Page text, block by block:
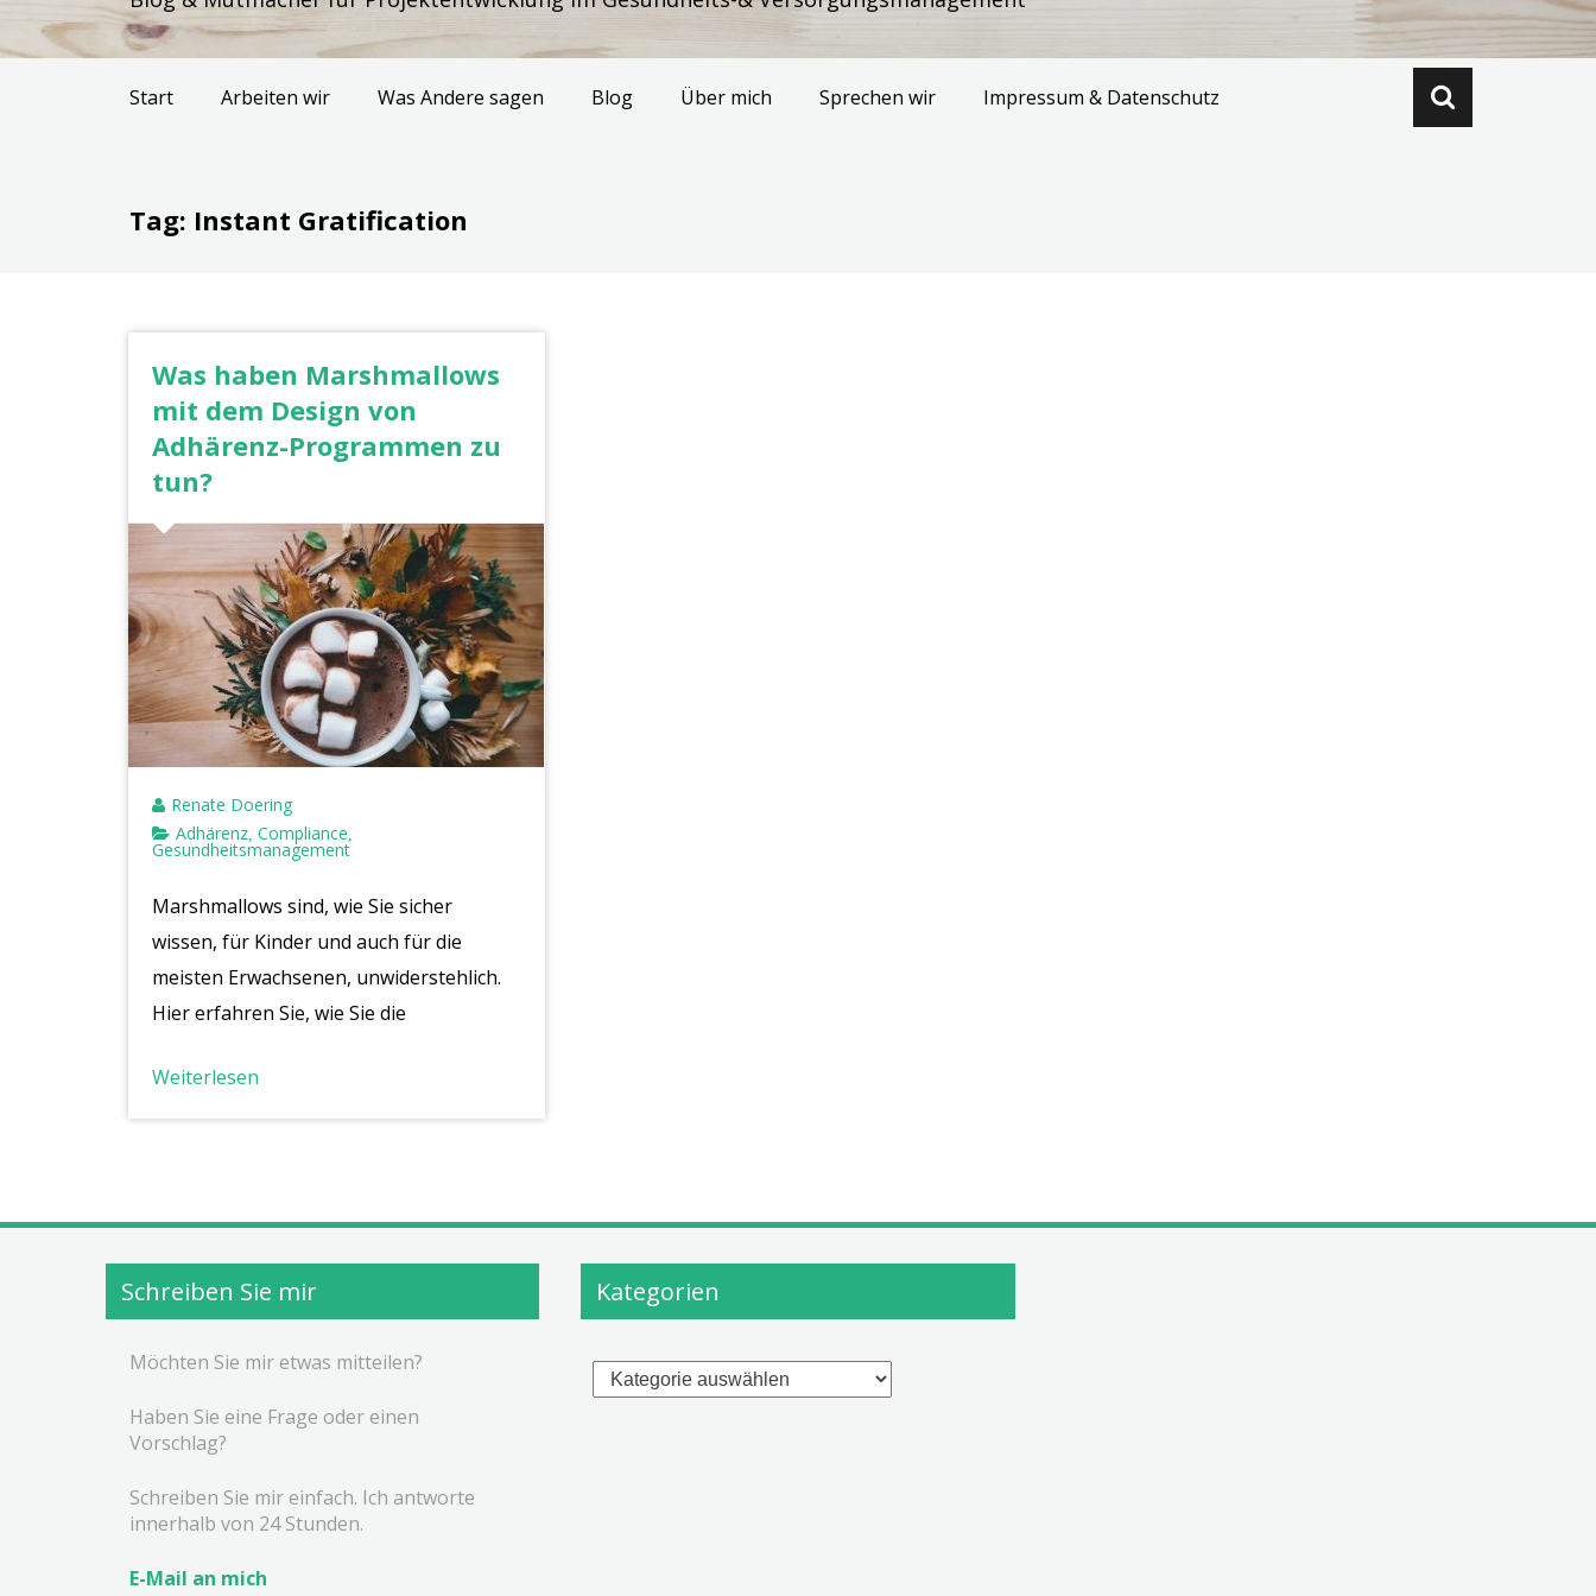
Start Arbeiten wir Was Andere sagen Blog Über mich Sprechen wir Impressum & Datenschutz
Tag: Instant Gratification
Was haben Marshmallows
mit dem Design von
Adhärenz-Programmen zu
tun?
Renate Doering
Adhärenz, Compliance
Gesundheitsmanagement
Marshmallows sind, wie Sie sicher
wissen, für Kinder und auch für die
meisten Erwachsenen, unwiderstehlich.
Hier erfahren Sie, wie Sie die
Weiterlesen
Schreiben Sie mir
Möchten Sie mir etwas mitteilen?
Haben Sie eine Frage oder einen
Vorschlag?
Schreiben Sie mir einfach. Ich antworte
innerhalb von 24 Stunden.
E-Mail an mich
Kategorien
Kategorien